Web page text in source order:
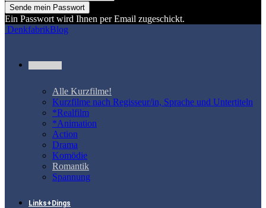
Ein Passwort wird Ihnen per Email zugeschickt.
DenkfabrikBlog
Alle Kurzfilme!
Kurzfilme nach Regisseur/in, Sprache und Untertiteln
*Realfilm
*Animation
Action
Drama
Komödie
Romantik
Spannung
Links+Dings